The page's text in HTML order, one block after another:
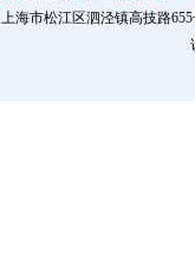
海市松江区泗泾镇高技路655